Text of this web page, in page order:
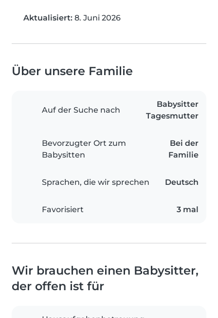
Aktualisiert: 8. Juni 2026
Über unsere Familie
Auf der Suche nach
Babysitter
Tagesmutter
Bevorzugter Ort zum
Babysitten
Bei der
Familie
Sprachen, die wir sprechen Deutsch
Favorisiert 3 mal
Wir brauchen einen Babysitter,
der offen ist für